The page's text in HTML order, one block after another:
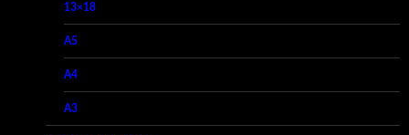
13×18
A5
A4
A3